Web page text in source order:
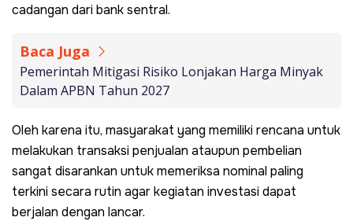
cadangan dari bank sentral.
Baca Juga
Pemerintah Mitigasi Risiko Lonjakan Harga Minyak
Dalam APBN Tahun 2027
Oleh karena itu, masyarakat yang memiliki rencana untuk
melakukan transaksi penjualan ataupun pembelian
sangat disarankan untuk memeriksa nominal paling
terkini secara rutin agar kegiatan investasi dapat
berjalan dengan lancar.